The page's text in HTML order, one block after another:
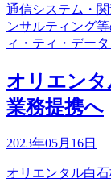
通信システム・
ンサルティング
ィ・ティ・デー
オリエン
業務提携へ
2023年05月16日
オリエンタル白